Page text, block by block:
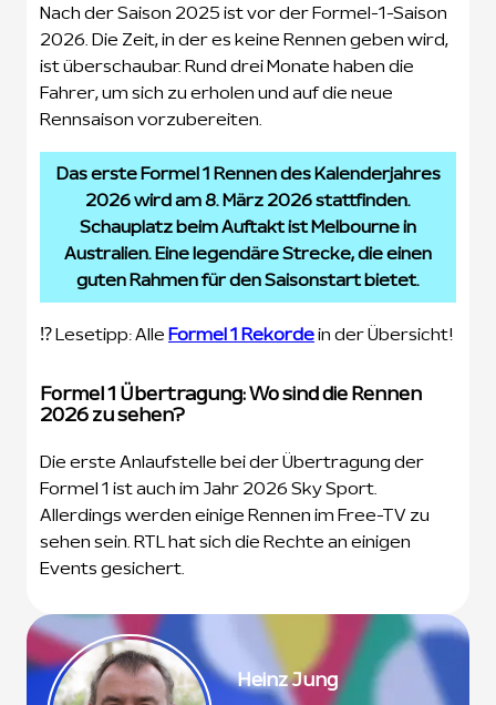
Nach der Saison 2025 ist vor der Formel-1-Saison
2026. Die Zeit, in der es keine Rennen geben wird,
ist überschaubar. Rund drei Monate haben die
Fahrer, um sich zu erholen und auf die neue
Rennsaison vorzubereiten.
Das erste Formel 1 Rennen des Kalenderjahres
2026 wird am 8. März 2026 stattfinden.
Schauplatz beim Auftakt ist Melbourne in
Australien. Eine legendäre Strecke, die einen
guten Rahmen für den Saisonstart bietet.
⁉️ Lesetipp: Alle Formel 1 Rekordein der Übersicht!
Formel 1 Übertragung: Wo sind die Rennen
2026 zu sehen?
Die erste Anlaufstelle bei der Übertragung der
Formel 1 ist auch im Jahr 2026 Sky Sport.
Allerdings werden einige Rennen im Free-TV zu
sehen sein. RTL hat sich die Rechte an einigen
Events gesichert.
Heinz Jung